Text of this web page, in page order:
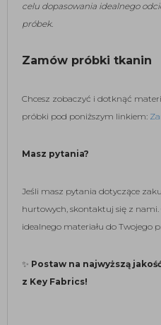
celu dopasowania idealnego
próbek.
Zamów próbki tkanin
Chcesz zobaczyć i dotknąć
próbki pod poniższym linkiem:
Masz pytania?
Jeśli masz pytania dotyczące
hurtowych, skontaktuj się z
idealnego materiału do Twojego
✨ Postaw na najwyższą
z Key Fabrics!